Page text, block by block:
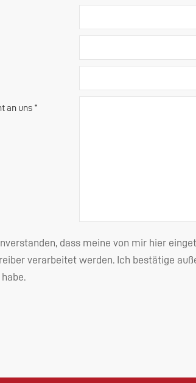
an uns *
dass meine von mir hier
verarbeitet werden. Ich bestätige